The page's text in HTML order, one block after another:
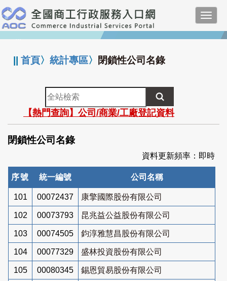
跳
到
主
要
:::
||首頁〉統計專區〉 閉鎖性公司名錄
全
站
檢
索
【熱門查詢】公司/商業/工廠登記資料
閉鎖性公司名錄
資料更新頻率：即時
序號 統一編號 公司名稱
101 00072437 康擎國際股份有限公司
102 00073793 昆兆益公益股份有限公司
103 00074505 鈞淳雅慧昌股份有限公司
104 00077329 盛林投資股份有限公司
105 00080345 錫恩貿易股份有限公司